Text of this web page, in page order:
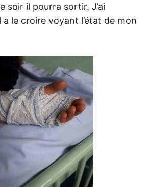
soir il pourra sortir. J’ai
le croire voyant l’état de mon